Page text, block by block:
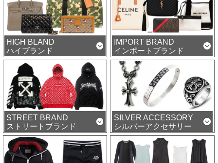
HIGH BLAND
ハイブランド
IMPORT BRAND
インポートブランド
STREET BRAND
ストリートブランド
SILVER ACCESSORY
シルバーアクセサリー